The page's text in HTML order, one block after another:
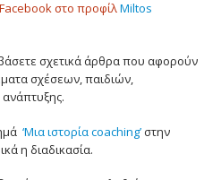
στο προφίλMiltos
σχετικά άρθρα που αφορούν
σχέσεων, παιδιών,
‘Μια ιστορία coaching’στην
η διαδικασία.